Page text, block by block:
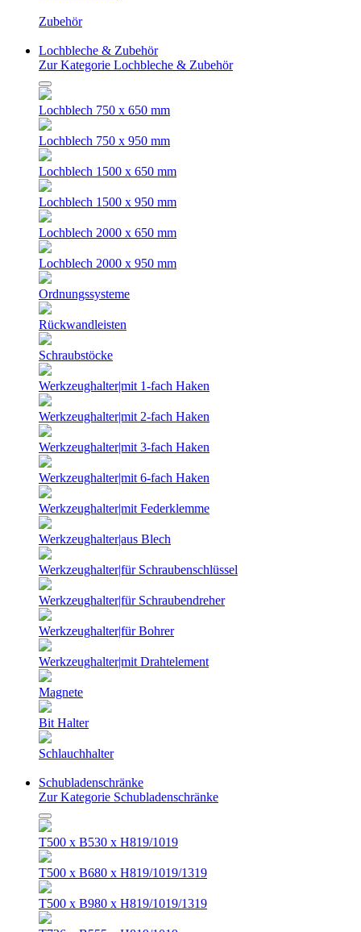
Zubehör
Lochbleche & Zubehör
Zur Kategorie Lochbleche & Zubehör
Lochblech 750 x 650 mm
Lochblech 750 x 950 mm
Lochblech 1500 x 650 mm
Lochblech 1500 x 950 mm
Lochblech 2000 x 650 mm
Lochblech 2000 x 950 mm
Ordnungssysteme
Rückwandleisten
Schraubstöcke
Werkzeughalter|mit 1-fach Haken
Werkzeughalter|mit 2-fach Haken
Werkzeughalter|mit 3-fach Haken
Werkzeughalter|mit 6-fach Haken
Werkzeughalter|mit Federklemme
Werkzeughalter|aus Blech
Werkzeughalter|für Schraubenschlüssel
Werkzeughalter|für Schraubendreher
Werkzeughalter|für Bohrer
Werkzeughalter|mit Drahtelement
Magnete
Bit Halter
Schlauchhalter
Schubladenschränke
Zur Kategorie Schubladenschränke
T500 x B530 x H819/1019
T500 x B680 x H819/1019/1319
T500 x B980 x H819/1019/1319